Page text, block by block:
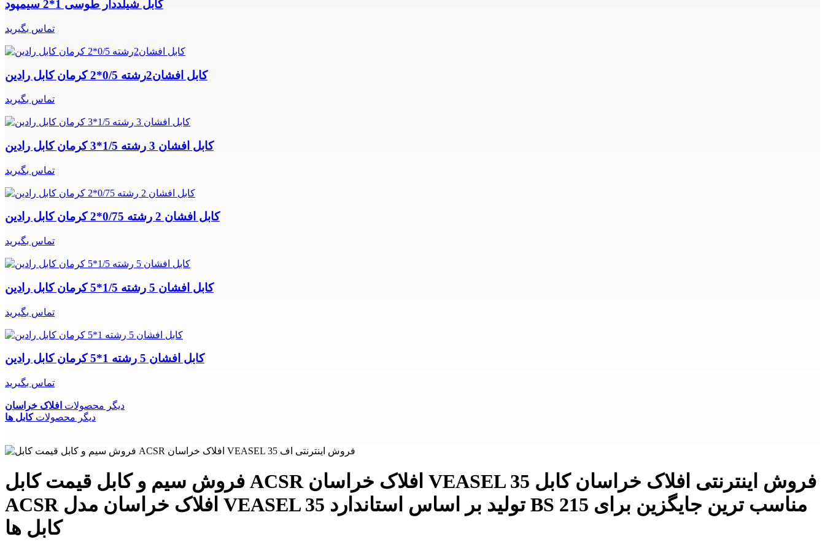
کابل شیلددار طوسی 1*2 سیمپود
تماس بگیرید
کابل افشان2رشته 0/5*2 کرمان کابل رادین
تماس بگیرید
کابل افشان 3 رشته 1/5*3 کرمان کابل رادین
تماس بگیرید
کابل افشان 2 رشته 0/75*2 کرمان کابل رادین
تماس بگیرید
کابل افشان 5 رشته 1/5*5 کرمان کابل رادین
تماس بگیرید
کابل افشان 5 رشته 1*5 کرمان کابل رادین
تماس بگیرید
دیگر محصولات افلاک خراسان
دیگر محصولاتکابل ها
فروش سیم و کابل قیمت کابل ACSR افلاک خراسان VEASEL 35 فروش اینترنتی افلاک خراسان کابل
ACSR افلاک خراسان مدل VEASEL 35 تولید بر اساس استاندارد BS 215 مناسب ترین جایگزین برای
کابل ها